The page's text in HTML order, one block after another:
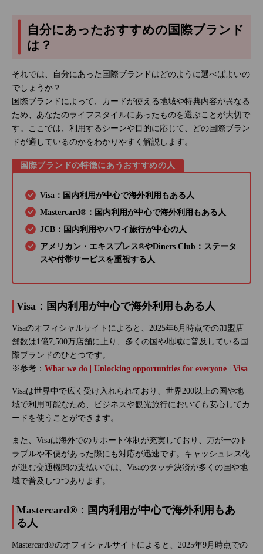
自分にあったおすすめの国際ブランド
は？
それでは、自分にあった国際ブランドはどのように選べばよいの
でしょうか？
国際ブランドによって、カードが使える地域や特典内容が異なる
ため、あなたのライフスタイルにあったものを選ぶことが大切で
す。ここでは、利用するシーンや目的に応じて、どの国際ブラン
ドが適しているのかをわかりやすく解説します。
国際ブランドの特徴にあうおすすめの人
Visa：国内利用が中心で海外利用もある人
Mastercard®：国内利用が中心で海外利用もある人
JCB：国内利用やハワイ旅行が中心の人
アメリカン・エキスプレス®やDiners Club：ステータ
スや付帯サービスを重視する人
Visa：国内利用が中心で海外利用もある人
Visaのオフィシャルサイトによると、2025年6月時点での加盟店
舗数は1億7,500万店舗に上り、多くの国や地域に普及している国
際ブランドのひとつです。
※参考： What we do | Unlocking opportunities for everyone | Visa
Visaは世界中で広く受け入れられており、世界200以上の国や地
域で利用可能なため、ビジネスや観光旅行においても安心してカ
ードを使うことができます。
また、Visaは海外でのサポート体制が充実しており、万が一のト
ラブルや不便があった際にも対応が迅速です。キャッシュレス化
が進む交通機関の支払いでは、Visaのタッチ決済が多くの国や地
域で普及しつつあります。
Mastercard®：国内利用が中心で海外利用もあ
る人
Mastercard®のオフィシャルサイトによると、2025年9月時点での